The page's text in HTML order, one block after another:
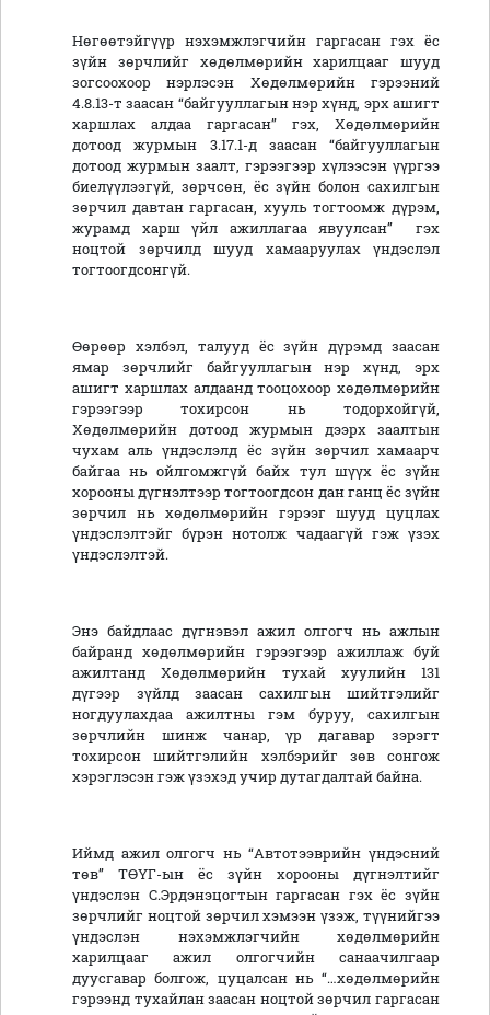
Нөгөөтэйгүүр нэхэмжлэгчийн гаргасан гэх ёс
зүйн зөрчлийг хөдөлмөрийн харилцааг шууд
зогсоохоор нэрлэсэн Хөдөлмөрийн гэрээний
4.8.13-т заасан “байгууллагын нэр хүнд, эрх ашигт
харшлах алдаа гаргасан” гэх, Хөдөлмөрийн
дотоод журмын 3.17.1-д заасан “байгууллагын
дотоод журмын заалт, гэрээгээр хүлээсэн үүргээ
биелүүлээгүй, зөрчсөн, ёс зүйн болон сахилгын
зөрчил давтан гаргасан, хууль тогтоомж дүрэм,
журамд харш үйл ажиллагаа явуулсан” гэх
ноцтой зөрчилд шууд хамааруулах үндэслэл
тогтоогдсонгүй.
Өөрөөр хэлбэл, талууд ёс зүйн дүрэмд заасан
ямар зөрчлийг байгууллагын нэр хүнд, эрх
ашигт харшлах алдаанд тооцохоор хөдөлмөрийн
гэрээгээр тохирсон нь тодорхойгүй,
Хөдөлмөрийн дотоод журмын дээрх заалтын
чухам аль үндэслэлд ёс зүйн зөрчил хамаарч
байгаа нь ойлгомжгүй байх тул шүүх ёс зүйн
хорооны дүгнэлтээр тогтоогдсон дан ганц ёс зүйн
зөрчил нь хөдөлмөрийн гэрээг шууд цуцлах
үндэслэлтэйг бүрэн нотолж чадаагүй гэж үзэх
үндэслэлтэй.
Энэ байдлаас дүгнэвэл ажил олгогч нь ажлын
байранд хөдөлмөрийн гэрээгээр ажиллаж буй
ажилтанд Хөдөлмөрийн тухай хуулийн 131
дүгээр зүйлд заасан сахилгын шийтгэлийг
ногдуулахдаа ажилтны гэм буруу, сахилгын
зөрчлийн шинж чанар, үр дагавар зэрэгт
тохирсон шийтгэлийн хэлбэрийг зөв сонгож
хэрэглэсэн гэж үзэхэд учир дутагдалтай байна.
Иймд ажил олгогч нь “Автотээврийн үндэсний
төв” ТӨҮГ-ын ёс зүйн хорооны дүгнэлтийг
үндэслэн С.Эрдэнэцогтын гаргасан гэх ёс зүйн
зөрчлийг ноцтой зөрчил хэмээн үзэж, түүнийгээ
үндэслэн нэхэмжлэгчийн хөдөлмөрийн
харилцааг ажил олгогчийн санаачилгаар
дуусгавар болгож, цуцалсан нь “…хөдөлмөрийн
гэрээнд тухайлан заасан ноцтой зөрчил гаргасан